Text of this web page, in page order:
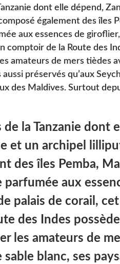
dont elle dépend,
également des îles
aux essences de
comptoir de la Route des
amateurs de mers tièdes
aussi préservés qu’aux
des Maldives. Surtout
la Tanzanie dont
et un archipel
des îles Pemba,
parfumée aux
palais de corail,
des Indes
les amateurs de
sable blanc, ses